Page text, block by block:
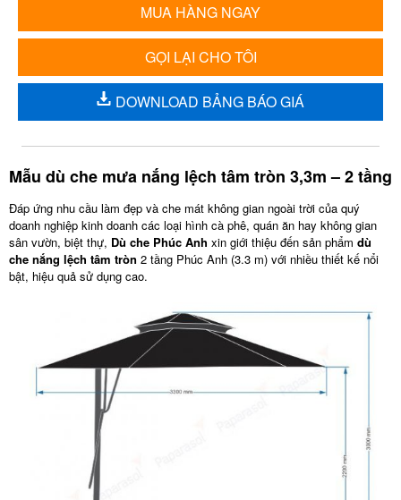
MUA HÀNG NGAY
GỌI LẠI CHO TÔI
DOWNLOAD BẢNG BÁO GIÁ
Mẫu dù che mưa nắng lệch tâm tròn 3,3m – 2 tầng
Đáp ứng nhu cầu làm đẹp và che mát không gian ngoài trời của quý
doanh nghiệp kinh doanh các loại hình cà phê, quán ăn hay không gian
sân vườn, biệt thự, Dù che Phúc Anh xin giới thiệu đến sản phẩm dù
che nắng lệch tâm tròn 2 tầng Phúc Anh (3.3 m) với nhiều thiết kế nổi
bật, hiệu quả sử dụng cao.